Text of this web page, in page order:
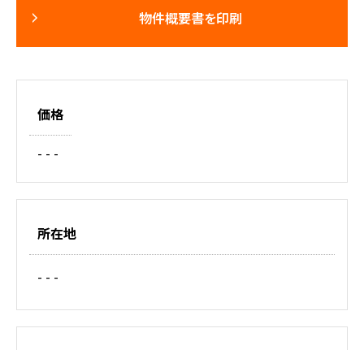
物件概要書を印刷
価格
- - -
所在地
- - -